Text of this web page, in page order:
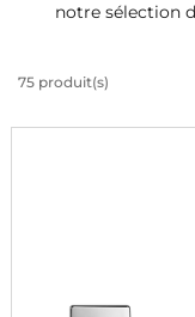
notre sélection
soin et de
raffinement, idéal
75 produit(s)